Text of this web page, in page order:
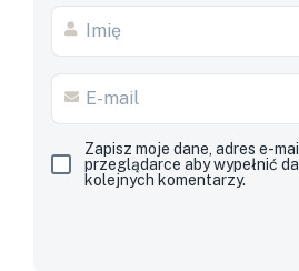
Zapisz moje dane, adres e-
przeglądarce aby wypełnić
kolejnych komentarzy.